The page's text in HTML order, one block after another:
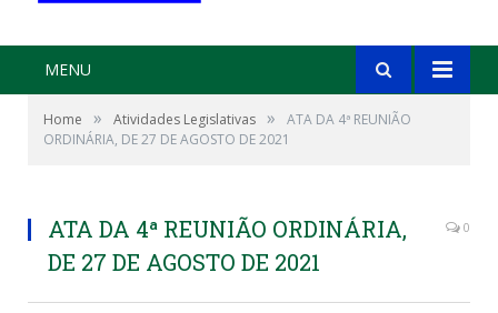
MENU
Home » Atividades Legislativas »
ATA DA 4ª REUNIÃO
ORDINÁRIA, DE 27 DE AGOSTO DE 2021
ATA DA 4ª REUNIÃO ORDINÁRIA,
DE 27 DE AGOSTO DE 2021
0